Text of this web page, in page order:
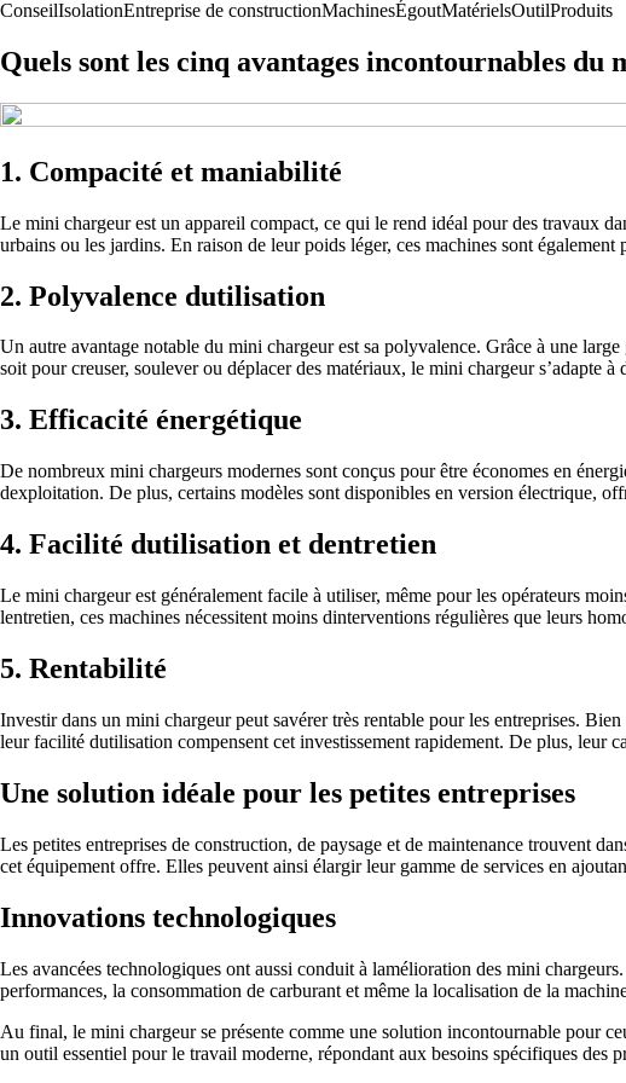
ConseilIsolationEntreprise de constructionMachinesÉgoutMatérielsOutilProduits
Quels sont les cinq avantages incontournables du
1. Compacité et maniabilité
Le mini chargeur est un appareil compact, ce qui le rend idéal pour des travaux
urbains ou les jardins. En raison de leur poids léger, ces machines sont également
2. Polyvalence dutilisation
Un autre avantage notable du mini chargeur est sa polyvalence. Grâce à une
soit pour creuser, soulever ou déplacer des matériaux, le mini chargeur s’adapte
3. Efficacité énergétique
De nombreux mini chargeurs modernes sont conçus pour être économes en
dexploitation. De plus, certains modèles sont disponibles en version électrique,
4. Facilité dutilisation et dentretien
Le mini chargeur est généralement facile à utiliser, même pour les opérateurs
lentretien, ces machines nécessitent moins dinterventions régulières que leurs
5. Rentabilité
Investir dans un mini chargeur peut savérer très rentable pour les entreprises.
leur facilité dutilisation compensent cet investissement rapidement. De plus, leur
Une solution idéale pour les petites entreprises
Les petites entreprises de construction, de paysage et de maintenance trouvent
cet équipement offre. Elles peuvent ainsi élargir leur gamme de services en
Innovations technologiques
Les avancées technologiques ont aussi conduit à lamélioration des mini
performances, la consommation de carburant et même la localisation de la
Au final, le mini chargeur se présente comme une solution incontournable pour
un outil essentiel pour le travail moderne, répondant aux besoins spécifiques des